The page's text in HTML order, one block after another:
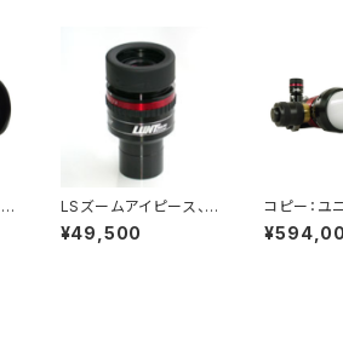
LSズームアイピース、7.
2-21.5mm
¥49,500
コピー：ユ
レスコー
1200